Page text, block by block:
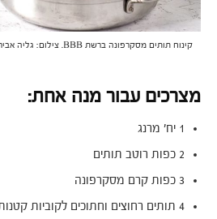
קינוח תותים מסקרפונה ברשת BBB. צילום: גליה אבירם
מצרכים עבור מנה אחת:
1 יח' מרנג
2 כפות רוטב תותים
3 כפות קרם מסקרפונה
4 תותים רחוצים וחתוכים לקוביות קטנות.